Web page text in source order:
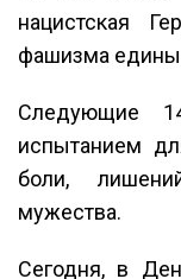
нацистская
фашизма
Следующие
испытанием
боли,
мужества.
Сегодня, в